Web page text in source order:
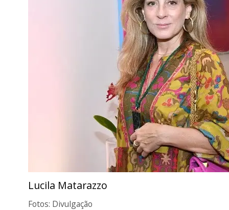
Lucila Matarazzo
Fotos: Divulgação